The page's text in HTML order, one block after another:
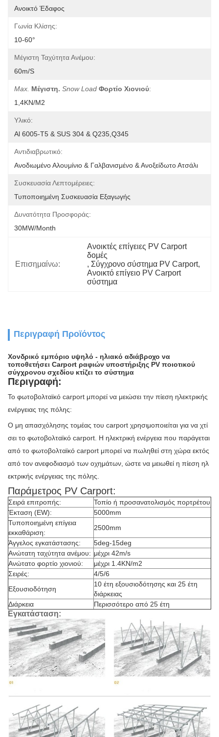
Ανοικτό Έδαφος
Γωνία Κλίσης:
10-60°
Μέγιστη Ταχύτητα Ανέμου:
60m/s
Max. Μέγιστη. Snow Load Φορτίο Χιονιού:
1,4KN/m2
Υλικό:
Al 6005-T5 & SUS 304 & Q235,Q345
Αντιδιαβρωτικό:
Ανοδιωμένο Αλουμίνιο & Γαλβανισμένο & Ανοξείδωτο Ατσάλι
Συσκευασία Λεπτομέρειες:
Τυποποιημένη Συσκευασία Εξαγωγής
Δυνατότητα Προσφοράς:
30MW/month
Επισημαίνω:
Ανοικτές επίγειες PV Carport
δομές
, Σύγχρονο σύστημα PV Carport,
Ανοικτό επίγειο PV Carport
σύστημα
Περιγραφή Προϊόντος
Χονδρικό εμπόριο υψηλό - ηλιακό αδιάβροχο να
τοποθετήσει Carport ραφιών υποστήριξης PV ποιοτικού
σύγχρονου σχεδίου κτίζει το σύστημα
Περιγραφή:
Το φωτοβολταϊκό carport μπορεί να μειώσει την πίεση ηλεκτρικής
ενέργειας της πόλης:
Ο μη απασχόλησης τομέας του carport χρησιμοποιείται για να χτί
σει το φωτοβολταϊκό carport. Η ηλεκτρική ενέργεια που παράγεται
από το φωτοβολταϊκό carport μπορεί να πωληθεί στη χώρα εκτός
από τον ανεφοδιασμό των οχημάτων, ώστε να μειωθεί η πίεση ηλ
εκτρικής ενέργειας της πόλης.
Παράμετρος PV Carport:
Σειρά επιτροπής:
Τοπίο ή προσανατολισμός πορτρέτου
Έκταση (EW):
5000mm
Τυποποιημένη επίγεια
εκκαθάριση:
2500mm
Άγγελος εγκατάστασης:
5deg-15deg
Ανώτατη ταχύτητα ανέμου: μέχρι 42m/s
Ανώτατο φορτίο χιονιού:
μέχρι 1.4KN/m2
Σειρές:
4/5/6
Εξουσιοδότηση
10 έτη εξουσιοδότησης και 25 έτη
διάρκειας
Διάρκεια
Περισσότερο από 25 έτη
Εγκατάσταση: